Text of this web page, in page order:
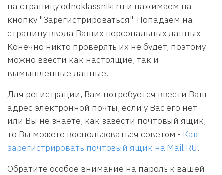
на страницу odnoklassniki.ru и нажимаем на
кнопку "Зарегистрироваться". Попадаем на
страницу ввода Ваших персональных данных.
Конечно никто проверять их не будет, поэтому
можно ввести как настоящие, так и
вымышленные данные.
Для регистрации, Вам потребуется ввести Ваш
адрес электронной почты, если у Вас его нет
или Вы не знаете, как завести почтовый ящик,
то Вы можете воспользоваться советом - Как
зарегистрировать почтовый ящик на Mail.RU.
Обратите особое внимание на пароль к вашей